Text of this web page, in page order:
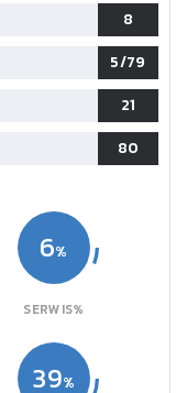
8
5/79
21
80
39
6
SERWIS%